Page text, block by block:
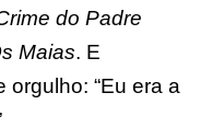
do Padre
Maias. E
“Eu era a